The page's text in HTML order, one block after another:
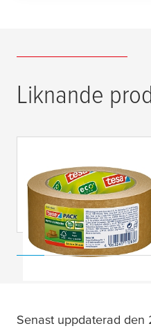
Liknande
tesapack® Paper
Standard ecoLogo
Senast uppdaterad den